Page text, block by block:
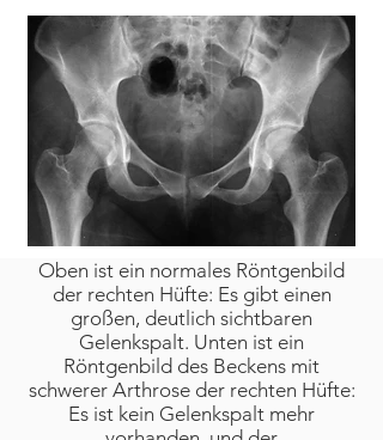
Oben ist ein normales Röntgenbild
der rechten Hüfte: Es gibt einen
großen, deutlich sichtbaren
Gelenkspalt. Unten ist ein
Röntgenbild des Beckens mit
schwerer Arthrose der rechten Hüfte:
Es ist kein Gelenkspalt mehr